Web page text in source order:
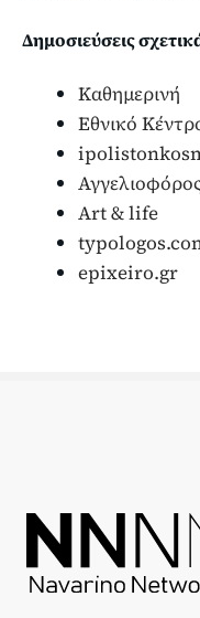
Δημοσιεύσεις
Καθημερινή
Εθνικό
Art & life
epixeiro.gr